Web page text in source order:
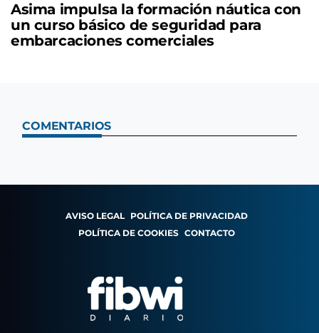
Asima impulsa la formación náutica con
un curso básico de seguridad para
embarcaciones comerciales
COMENTARIOS
AVISO LEGAL POLÍTICA DE PRIVACIDAD
POLÍTICA DE COOKIES CONTACTO